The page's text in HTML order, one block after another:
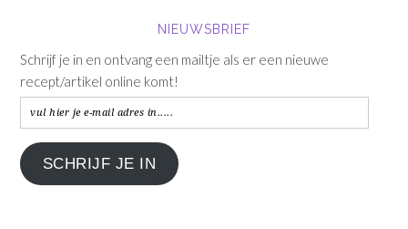
NIEUWSBRIEF
Schrijf je in en ontvang een mailtje als er een nieuwe
recept/artikel online komt!
vul
hier
je
e-
SCHRIJF JE IN